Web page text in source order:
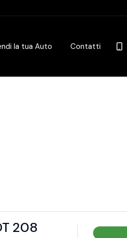
la tua Auto Contatti
208